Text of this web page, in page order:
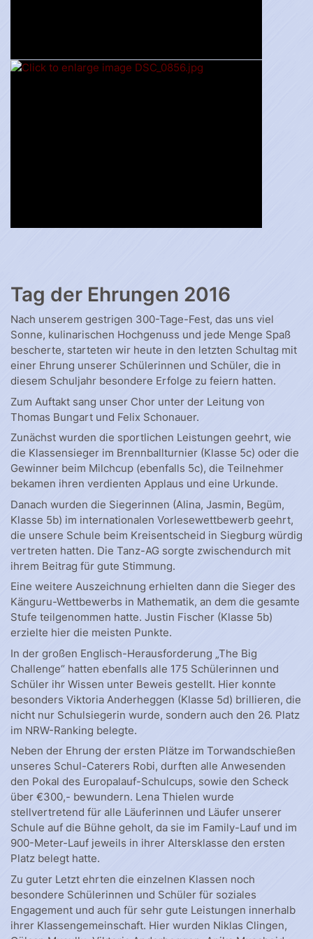
Tag der Ehrungen 2016
Nach unserem gestrigen 300-Tage-Fest, das uns viel
Sonne, kulinarischen Hochgenuss und jede Menge Spaß
bescherte, starteten wir heute in den letzten Schultag mit
einer Ehrung unserer Schülerinnen und Schüler, die in
diesem Schuljahr besondere Erfolge zu feiern hatten.
Zum Auftakt sang unser Chor unter der Leitung von
Thomas Bungart und Felix Schonauer.
Zunächst wurden die sportlichen Leistungen geehrt, wie
die Klassensieger im Brennballturnier (Klasse 5c) oder die
Gewinner beim Milchcup (ebenfalls 5c), die Teilnehmer
bekamen ihren verdienten Applaus und eine Urkunde.
Danach wurden die Siegerinnen (Alina, Jasmin, Begüm,
Klasse 5b) im internationalen Vorlesewettbewerb geehrt,
die unsere Schule beim Kreisentscheid in Siegburg würdig
vertreten hatten. Die Tanz-AG sorgte zwischendurch mit
ihrem Beitrag für gute Stimmung.
Eine weitere Auszeichnung erhielten dann die Sieger des
Känguru-Wettbewerbs in Mathematik, an dem die gesamte
Stufe teilgenommen hatte. Justin Fischer (Klasse 5b)
erzielte hier die meisten Punkte.
In der großen Englisch-Herausforderung „The Big
Challenge“ hatten ebenfalls alle 175 Schülerinnen und
Schüler ihr Wissen unter Beweis gestellt. Hier konnte
besonders Viktoria Anderheggen (Klasse 5d) brillieren, die
nicht nur Schulsiegerin wurde, sondern auch den 26. Platz
im NRW-Ranking belegte.
Neben der Ehrung der ersten Plätze im Torwandschießen
unseres Schul-Caterers Robi, durften alle Anwesenden
den Pokal des Europalauf-Schulcups, sowie den Scheck
über €300,- bewundern. Lena Thielen wurde
stellvertretend für alle Läuferinnen und Läufer unserer
Schule auf die Bühne geholt, da sie im Family-Lauf und im
900-Meter-Lauf jeweils in ihrer Altersklasse den ersten
Platz belegt hatte.
Zu guter Letzt ehrten die einzelnen Klassen noch
besondere Schülerinnen und Schüler für soziales
Engagement und auch für sehr gute Leistungen innerhalb
ihrer Klassengemeinschaft. Hier wurden Niklas Clingen,